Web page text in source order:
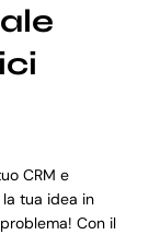
CRM e
tua idea in
Con il